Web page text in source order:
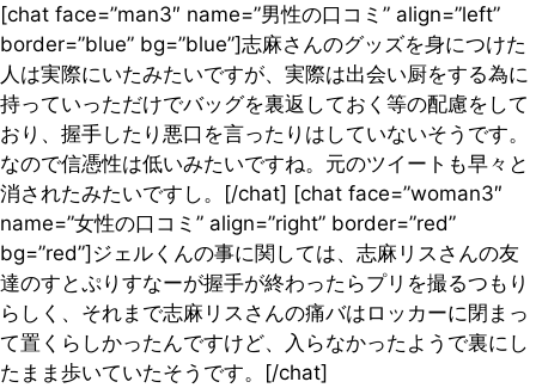
[chat face=”man3″ name=”男性の口コミ” align=”left”
border=”blue” bg=”blue”]志麻さんのグッズを身につけた
人は実際にいたみたいですが、実際は出会い厨をする為に
持っていっただけでバッグを裏返しておく等の配慮をして
おり、握手したり悪口を言ったりはしていないそうです。
なので信憑性は低いみたいですね。元のツイートも早々と
消されたみたいですし。[/chat] [chat face=”woman3″
name=”女性の口コミ” align=”right” border=”red”
bg=”red”]ジェルくんの事に関しては、志麻リスさんの友
達のすとぷりすなーが握手が終わったらプリを撮るつもり
らしく、それまで志麻リスさんの痛バはロッカーに閉まっ
て置くらしかったんですけど、入らなかったようで裏にし
たまま歩いていたそうです。[/chat]